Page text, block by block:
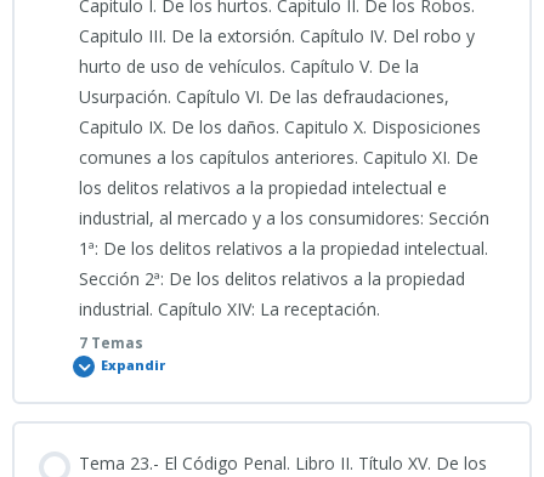
TEST TEMA 15 ESPECÍFICO (V)
TEST TEMA 16 ESPECÍFICO (I)
TEST TEMA 17 ESPECÍFICO (III)
TEST TEMA 17 ESPECÍFICO (IV)
TEST TEMA 17 ESPECÍFICO (V)
MÍO TEMA 19 ESPECÍFICO
Ejemplos Tema 19 ESPECÍFICO
Clase grabada 03_08_2026_TEMA 19 ESPECÍFICO
INFOGRAFÍA TEMA 19 ESPECÍFICO
PRESENTACIÓN TEMA 19 ESPECÍFICO 2026
RESUMEN TEMA 20 ESPECÍFICO
Cronología Detallada de Eventos Tema 20 ESPECÍFICO
TEST 100 PREGUNTAS TEMA 20 ESPECÍFICO
5 SUPUESTOS TEMA 20 ESPECÍFICO
TEMA 20 ESPECÍFICO (MÍO)
PENAS Tema 20
PODCAST TEMA 21 ESPECÍFICO
TEMA 21 ESPECÍFICO
TEST TEMA 21 ESPECÍFICO
MÍO_TEMA 21 ESPECÍFICO
Clase grabada 09_03_2026_TEMA 21 ESPECÍFICO
Capitulo I. De los hurtos. Capitulo II. De los Robos.
Capitulo III. De la extorsión. Capítulo IV. Del robo y
hurto de uso de vehículos. Capítulo V. De la
Usurpación. Capítulo VI. De las defraudaciones,
Capitulo IX. De los daños. Capitulo X. Disposiciones
comunes a los capítulos anteriores. Capitulo XI. De
los delitos relativos a la propiedad intelectual e
industrial, al mercado y a los consumidores: Sección
1ª: De los delitos relativos a la propiedad intelectual.
Sección 2ª: De los delitos relativos a la propiedad
industrial. Capítulo XIV: La receptación.
7 Temas
Expandir
Tema 23.- El Código Penal. Libro II. Título XV. De los